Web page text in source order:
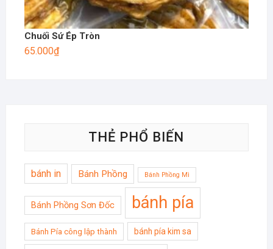
Chuối Sứ Ép Tròn
65.000₫
THẺ PHỔ BIẾN
bánh in Bánh Phồng Bánh Phồng Mì
Bánh Phồng Sơn Đốc bánh pía
Bánh Pía công lập thành bánh pía kim sa